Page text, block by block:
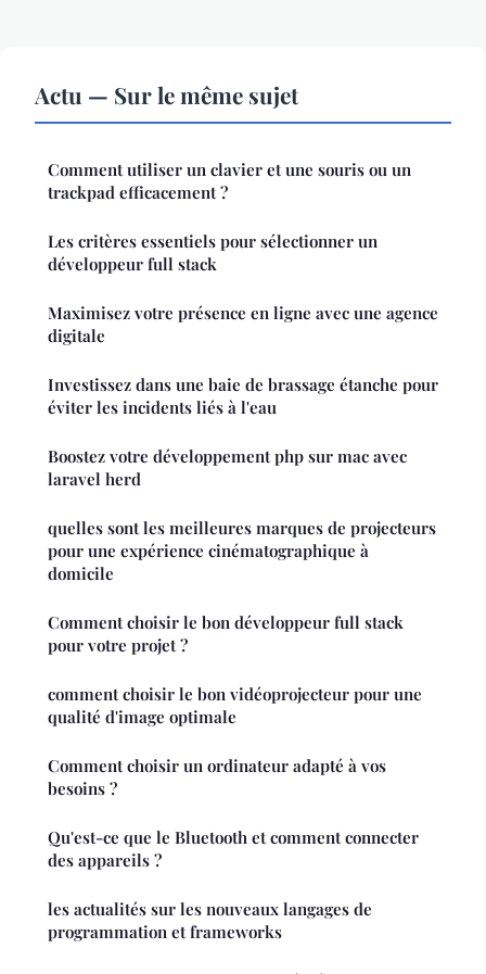
Actu — Sur le même sujet
Comment utiliser un clavier et une souris ou un
trackpad efficacement ?
Les critères essentiels pour sélectionner un
développeur full stack
Maximisez votre présence en ligne avec une agence
digitale
Investissez dans une baie de brassage étanche pour
éviter les incidents liés à l'eau
Boostez votre développement php sur mac avec
laravel herd
quelles sont les meilleures marques de projecteurs
pour une expérience cinématographique à
domicile
Comment choisir le bon développeur full stack
pour votre projet ?
comment choisir le bon vidéoprojecteur pour une
qualité d'image optimale
Comment choisir un ordinateur adapté à vos
besoins ?
Qu'est-ce que le Bluetooth et comment connecter
des appareils ?
les actualités sur les nouveaux langages de
programmation et frameworks